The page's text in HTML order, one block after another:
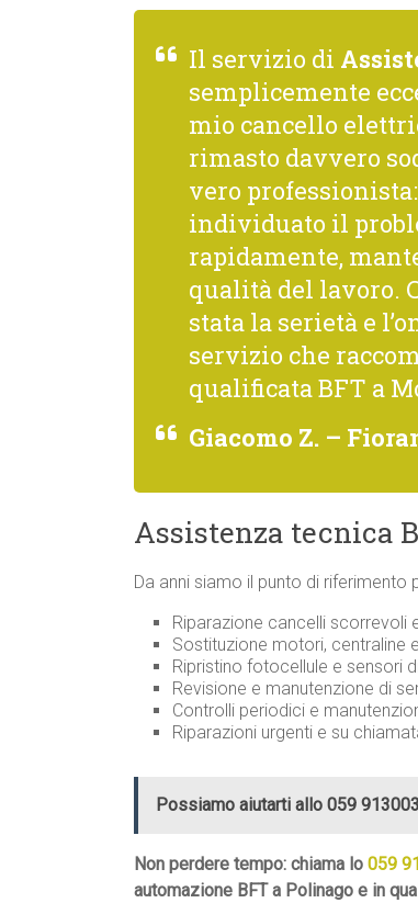
Il servizio di
semplicemente
mio cancello
rimasto davvero
vero
individuato il
rapidamente,
qualità del lavoro.
stata la serietà e
servizio che
qualificata BFT a
Giacomo Z. –
Assistenza tecnica
Da anni siamo il punto di
Riparazione cancelli scorrevoli
Sostituzione motori, centraline
Ripristino fotocellule e sensori
Revisione e manutenzione di
Controlli periodici e
Riparazioni urgenti e su
Possiamo aiutarti allo 059
Non perdere tempo: chiama lo 059
automazione BFT a Polinago e in